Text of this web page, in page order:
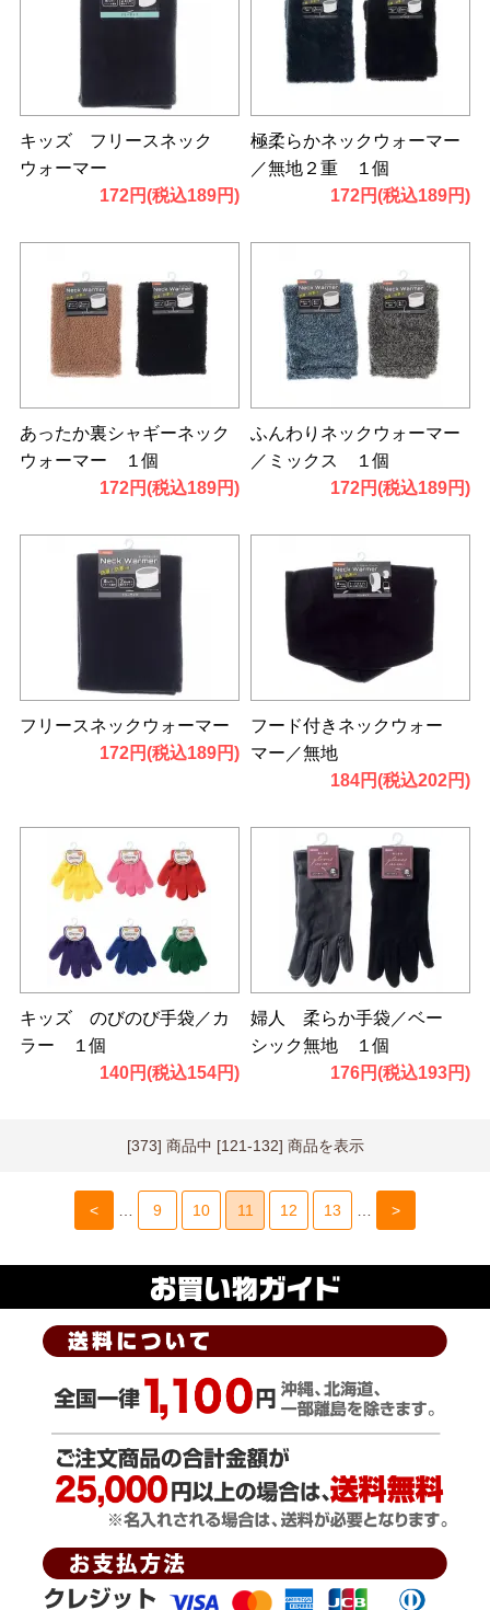
キッズ フリースネック
ウォーマー
172円(税込189円)
極柔らかネックウォーマー
／無地２重 １個
172円(税込189円)
あったか裏シャギーネック
ウォーマー １個
172円(税込189円)
ふんわりネックウォーマー
／ミックス １個
172円(税込189円)
フリースネックウォーマー
172円(税込189円)
フード付きネックウォー
マー／無地
184円(税込202円)
キッズ のびのび手袋／カ
ラー １個
140円(税込154円)
婦人 柔らか手袋／ベー
シック無地 １個
176円(税込193円)
[373] 商品中 [121-132] 商品を表示
< … 9 10 11 12 13 … >